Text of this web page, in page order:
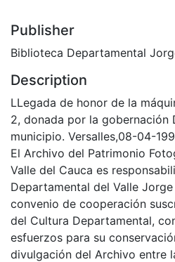
Publisher
Biblioteca Departamental
Description
LLegada de honor de la
2, donada por la gobernación
municipio. Versalles,08-04-
El Archivo del Patrimonio
Valle del Cauca es
Departamental del Valle
convenio de cooperación
del Cultura Departamental,
esfuerzos para su
divulgación del Archivo entre